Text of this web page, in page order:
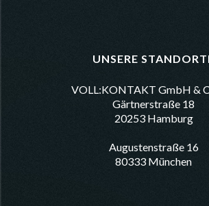
UNSERE
VOLL:KONTAKT GmbH &
Gärtnerstraße 18
20253 Hamburg
Augustenstraße 16
80333 München